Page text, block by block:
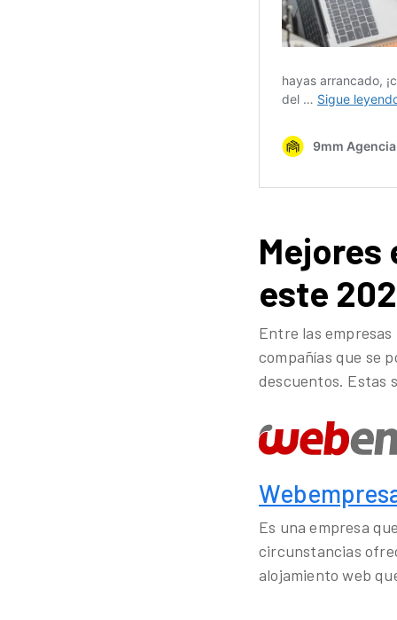
Mejores
este
Entre las
compañías que se
descuentos. Estas
Es una empresa
circunstancias
alojamiento web